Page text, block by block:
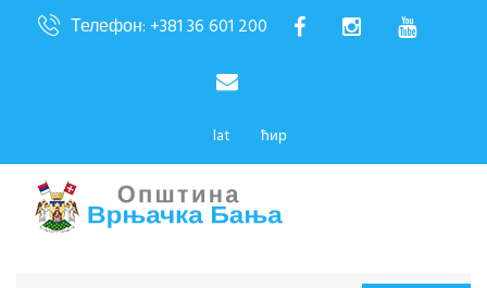
Телефон: +381 36 601 200
lat ћир